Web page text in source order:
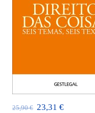
25,90€ O
23,31 €O